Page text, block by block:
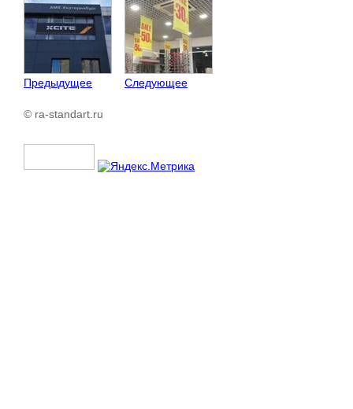
Предыдущее Следующее
© ra-standart.ru